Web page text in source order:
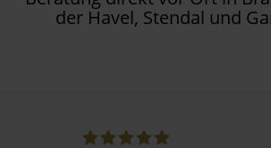
der Havel, Stendal und